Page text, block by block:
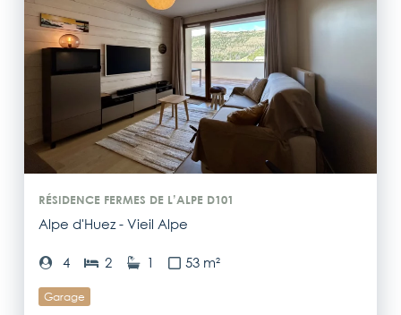
RÉSIDENCE FERMES DE L’ALPE D101
Alpe d'Huez - Vieil Alpe
4 2 1 53 m²
Garage